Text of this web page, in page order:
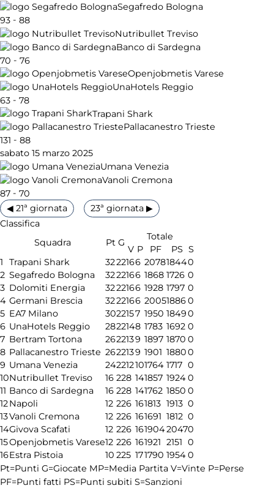
Segafredo Bologna
93 - 88
Nutribullet Treviso
Banco di Sardegna
70 - 76
Openjobmetis Varese
UnaHotels Reggio
63 - 78
Trapani Shark
Pallacanestro Trieste
131 - 88
sabato 15 marzo 2025
Umana Venezia
Vanoli Cremona
87 - 70
◀ 21ª giornata
23ª giornata ▶
Classifica
Squadra
Pt G
Totale
V P PF PS S
1
Trapani Shark 3222166 207818440
2 Segafredo Bologna 3222166 1868 1726 0
3 Dolomiti Energia 3222166 1928 1797 0
4 Germani Brescia 3222166 200518860
5 EA7 Milano 3022157 1950 18490
6 UnaHotels Reggio 2822148 1783 1692 0
7 Bertram Tortona 2622139 1897 1870 0
8 Pallacanestro Trieste 2622139 1901 18800
9 Umana Venezia 242212101764 1717 0
10Nutribullet Treviso 16 228 141857 19240
11 Banco di Sardegna 16 228 141762 1850 0
12Napoli 12 226 161813 1913 0
13Vanoli Cremona 12 226 161691 1812 0
14Givova Scafati 12 226 16190420470
15Openjobmetis Varese12 226 161921 2151 0
16Estra Pistoia 10 225 171790 19540
Pt=Punti G=Giocate MP=Media Partita V=Vinte P=Perse
PF=Punti fatti PS=Punti subiti S=Sanzioni